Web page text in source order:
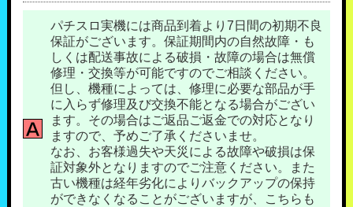
パチスロ実機には商品到着より7日間の初期不良
保証がございます。保証期間内の自然故障・も
しくは配送事故による破損・故障の場合は無償
修理・交換等が可能ですのでご相談ください。
但し、機種によっては、修理に必要な部品が手
に入らず修理及び交換不能となる場合がござい
ます。その場合はご返品ご返金での対応となり
ますので、予めご了承くださいませ。
なお、お客様過失や天災による故障や破損は保
証対象外となりますのでご注意ください。また
古い機種は経年劣化によりバックアップの保持
ができなくなることがございますが、こちらも